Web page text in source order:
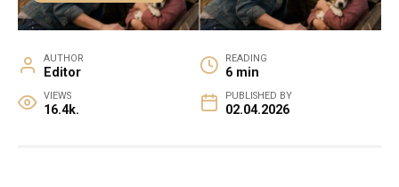
AUTHOR
Editor
READING
6 min
VIEWS
16.4k.
PUBLISHED BY
02.04.2026